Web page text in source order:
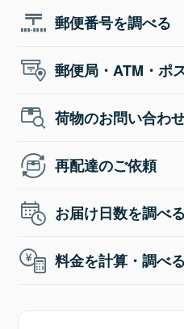
郵便番号を調べる
郵便局・ATM・ポ
荷物のお問い合わ
再配達のご依頼
お届け日数を調べる
料金を計算・調べる